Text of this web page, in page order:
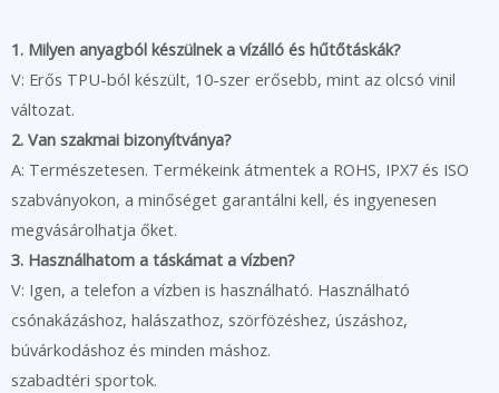
1. Milyen anyagból készülnek a vízálló és hűtőtáskák?
V: Erős TPU-ból készült, 10-szer erősebb, mint az olcsó vinil
változat.
2. Van szakmai bizonyítványa?
A: Természetesen. Termékeink átmentek a ROHS, IPX7 és ISO
szabványokon, a minőséget garantálni kell, és ingyenesen
megvásárolhatja őket.
3. Használhatom a táskámat a vízben?
V: Igen, a telefon a vízben is használható. Használható
csónakázáshoz, halászathoz, szörfözéshez, úszáshoz,
búvárkodáshoz és minden máshoz.
szabadtéri sportok.